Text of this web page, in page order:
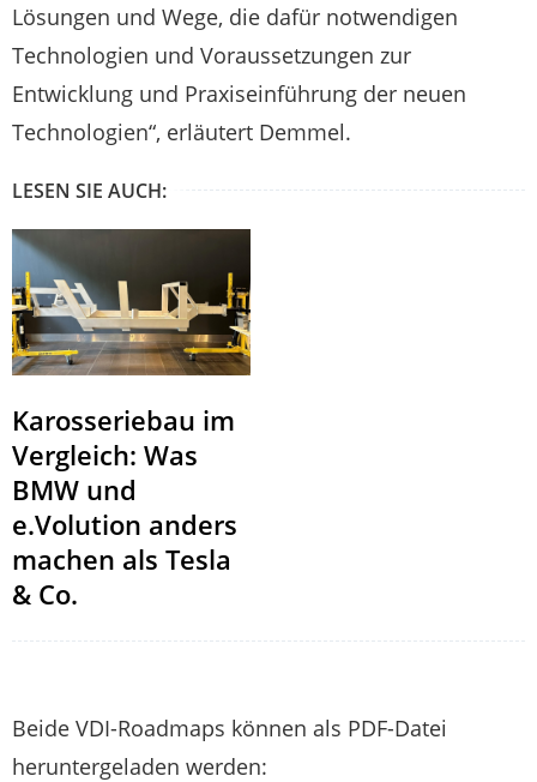
Lösungen und Wege, die dafür notwendigen
Technologien und Voraussetzungen zur
Entwicklung und Praxiseinführung der neuen
Technologien“, erläutert Demmel.
LESEN SIE AUCH:
Karosseriebau im
Vergleich: Was
BMW und
e.Volution anders
machen als Tesla
& Co.
Beide VDI-Roadmaps können als PDF-Datei
heruntergeladen werden: